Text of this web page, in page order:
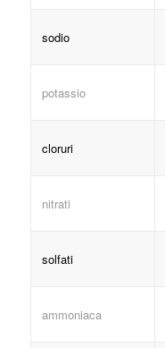
sodio
potassio
cloruri
nitrati
solfati
ammoniaca